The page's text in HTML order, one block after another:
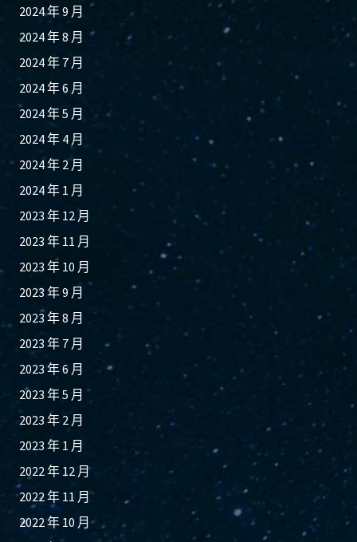
2024 年 9 月
2024 年 8 月
2024 年 7 月
2024 年 6 月
2024 年 5 月
2024 年 4 月
2024 年 2 月
2024 年 1 月
2023 年 12 月
2023 年 11 月
2023 年 10 月
2023 年 9 月
2023 年 8 月
2023 年 7 月
2023 年 6 月
2023 年 5 月
2023 年 2 月
2023 年 1 月
2022 年 12 月
2022 年 11 月
2022 年 10 月